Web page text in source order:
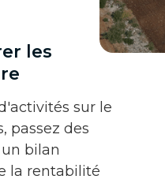
les
sur le
passez des
bilan
la rentabilité